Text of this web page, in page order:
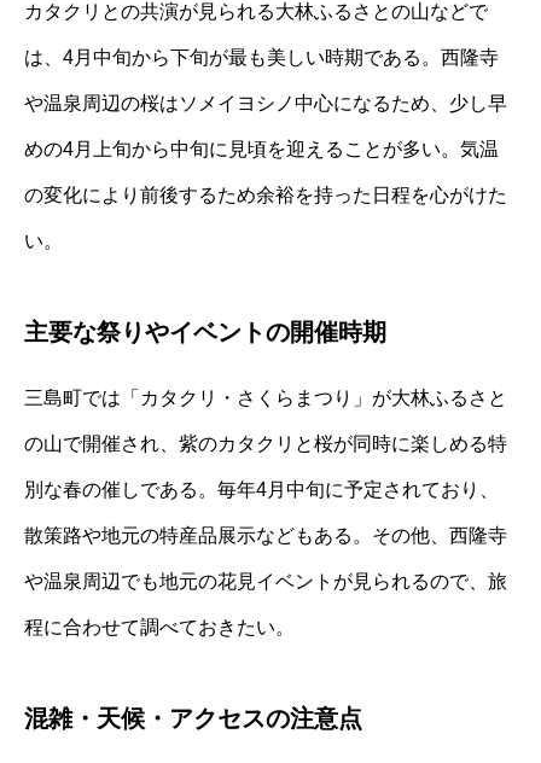
カタクリとの共演が見られる大林ふるさとの山などで
は、4月中旬から下旬が最も美しい時期である。西隆寺
や温泉周辺の桜はソメイヨシノ中心になるため、少し早
めの4月上旬から中旬に見頃を迎えることが多い。気温
の変化により前後するため余裕を持った日程を心がけた
い。
主要な祭りやイベントの開催時期
三島町では「カタクリ・さくらまつり」が大林ふるさと
の山で開催され、紫のカタクリと桜が同時に楽しめる特
別な春の催しである。毎年4月中旬に予定されており、
散策路や地元の特産品展示などもある。その他、西隆寺
や温泉周辺でも地元の花見イベントが見られるので、旅
程に合わせて調べておきたい。
混雑・天候・アクセスの注意点